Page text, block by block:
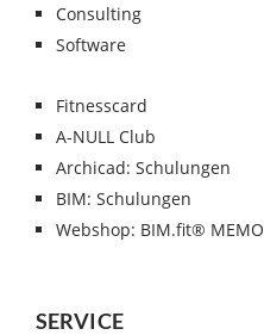
Consulting
Software
Fitnesscard
A-NULL Club
Archicad: Schulungen
BIM: Schulungen
Webshop: BIM.fit® MEMO
SERVICE